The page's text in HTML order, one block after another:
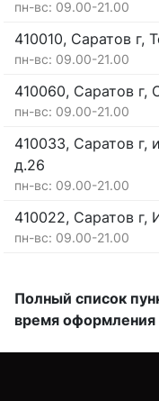
пн-вс: 09.00-21.00
410010, Саратов г,
пн-вс: 09.00-21.00
410060, Саратов г,
пн-вс: 09.00-21.00
410033, Саратов г,
д.26
пн-вс: 09.00-21.00
410022, Саратов г,
пн-вс: 09.00-21.00
Полный список
время оформления